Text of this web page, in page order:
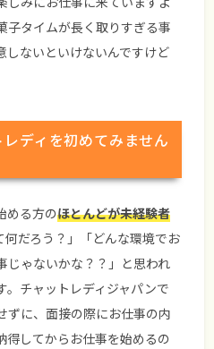
タイムが長く取りすぎる事
しないといけないんですけど
ディを初めてみません
める方のほとんどが未経験者
何だろう？」「どんな環境でお
じゃないかな？？」と思われ
。チャットレディジャパンで
ずに、面接の際にお仕事の内
得してからお仕事を始めるの